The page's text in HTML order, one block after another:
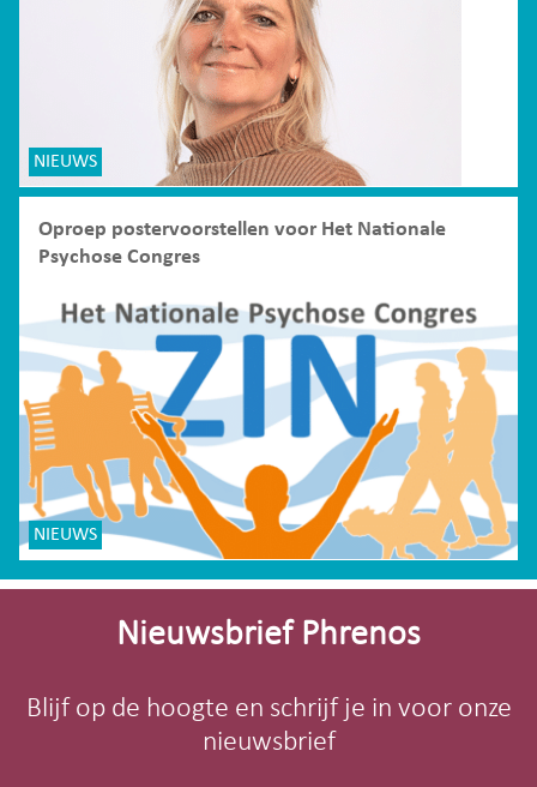
NIEUWS
Oproep postervoorstellen voor Het Nationale
Psychose Congres
NIEUWS
Site-
Nieuwsbrief Phrenos
Blijf op de hoogte en schrijf je in voor onze
nieuwsbrief